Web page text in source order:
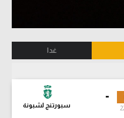
غدا
-
سبورتنج لشبونة